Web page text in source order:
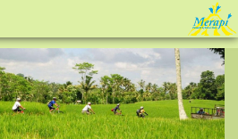
Tel: 088 - 81 11 999